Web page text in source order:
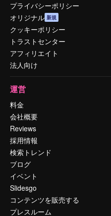
プライバシーポリシー
オリジナル 新規
クッキーポリシー
トラストセンター
アフィリエイト
法人向け
運営
料金
会社概要
Reviews
採用情報
検索トレンド
ブログ
イベント
Slidesgo
コンテンツを販売する
プレスルーム